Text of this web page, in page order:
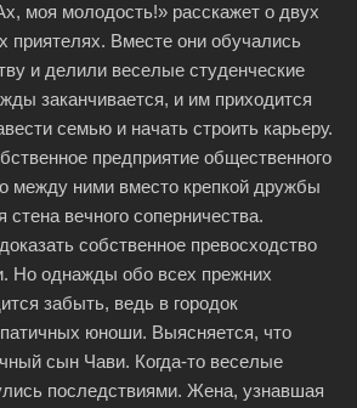
моя молодость!» расскажет о двух
приятелях. Вместе они обучались
и делили веселые студенческие
заканчивается, и им приходится
семью и начать строить карьеру.
предприятие общественного
между ними вместо крепкой дружбы
стена вечного соперничества.
собственное превосходство
Но однажды обо всех прежних
забыть, ведь в городок
юноши. Выясняется, что
сын Чави. Когда-то веселые
последствиями. Жена, узнавшая